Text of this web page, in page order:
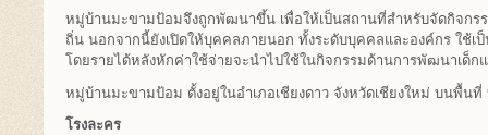
หมู่บ้านมะขามป้อมจึงถูกพัฒนาขึ้น เพื่อให้เป็นสถานที่สำหรับจัดกิจกร
ถิ่น นอกจากนี้ยังเปิดให้บุคคลภายนอก ทั้งระดับบุคคลและองค์กร ใช้
โดยรายได้หลังหักค่าใช้จ่ายจะนำไปใช้ในกิจกรรมด้านการพัฒนาเด็กแ
หมู่บ้านมะขามป้อม ตั้งอยู่ในอำเภอเชียงดาว จังหวัดเชียงใหม่ บนพื้นที่
โรงละคร